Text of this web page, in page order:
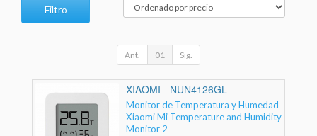
Filtro
Ant. 01 Sig.
XIAOMI - NUN4126GL
Monitor de Temperatura y Humedad
Xiaomi Mi Temperature and Humidity
Monitor 2